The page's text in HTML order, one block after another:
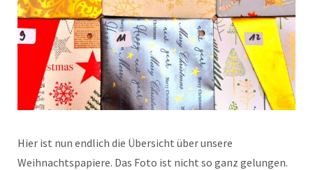
Hier ist nun endlich die Übersicht über unsere
Weihnachtspapiere. Das Foto ist nicht so ganz gelungen.